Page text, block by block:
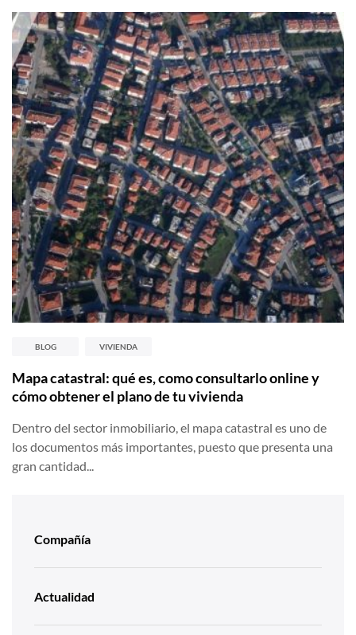
BLOG VIVIENDA
Mapa catastral: qué es, como consultarlo online y
cómo obtener el plano de tu vivienda
Dentro del sector inmobiliario, el mapa catastral es uno de
los documentos más importantes, puesto que presenta una
gran cantidad...
Compañía
Actualidad